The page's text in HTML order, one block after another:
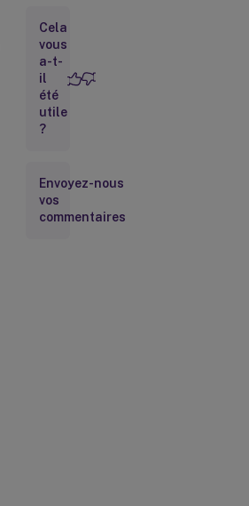
Fichier
de
licence
Déplacer
des
autre
hôte
Cela
vous
a-t-
il
été
utile
?
Envoyez-nous
vos
commentaires